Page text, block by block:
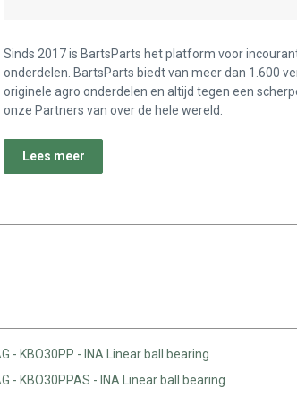
Sinds 2017 is BartsParts het platform voor
onderdelen. BartsParts biedt van meer dan 1.600
originele agro onderdelen en altijd tegen een
onze Partners van over de hele wereld.
Lees meer
INA-FAG - KBO30PP - INA Linear ball bearing
INA-FAG - KBO30PPAS - INA Linear ball bearing